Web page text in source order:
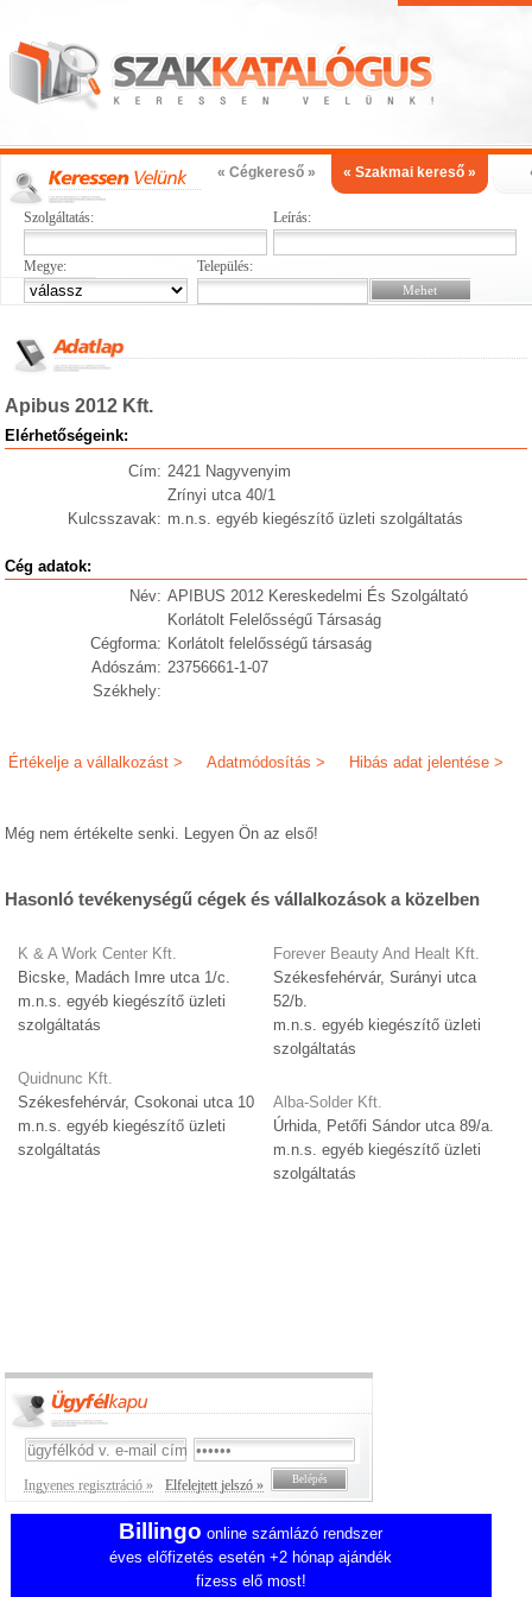
« Cégkereső » « Szakmai kereső »
Szolgáltatás: Leírás:
Megye: Település:
Apibus 2012 Kft.
Elérhetőségeink:
Cím: 2421 Nagyvenyim
Zrínyi utca 40/1
Kulcsszavak: m.n.s. egyéb kiegészítő üzleti szolgáltatás
Cég adatok:
Név: APIBUS 2012 Kereskedelmi És Szolgáltató
Korlátolt Felelősségű Társaság
Cégforma: Korlátolt felelősségű társaság
Adószám: 23756661-1-07
Székhely:
Hibás adat jelentése >
Adatmódosítás >
Értékelje a vállalkozást >
Még nem értékelte senki. Legyen Ön az első!
Hasonló tevékenységű cégek és vállalkozások a közelben
K & A Work Center Kft.
Bicske, Madách Imre utca 1/c.
m.n.s. egyéb kiegészítő üzleti
szolgáltatás
Quidnunc Kft.
Székesfehérvár, Csokonai utca 10
m.n.s. egyéb kiegészítő üzleti
szolgáltatás
Forever Beauty And Healt Kft.
Székesfehérvár, Surányi utca
52/b.
m.n.s. egyéb kiegészítő üzleti
szolgáltatás
Alba-Solder Kft.
Úrhida, Petőfi Sándor utca 89/a.
m.n.s. egyéb kiegészítő üzleti
szolgáltatás
Ingyenes regisztráció » Elfelejtett jelszó »
Billingo online számlázó rendszer
éves előfizetés esetén +2 hónap ajándék
fizess elő most!